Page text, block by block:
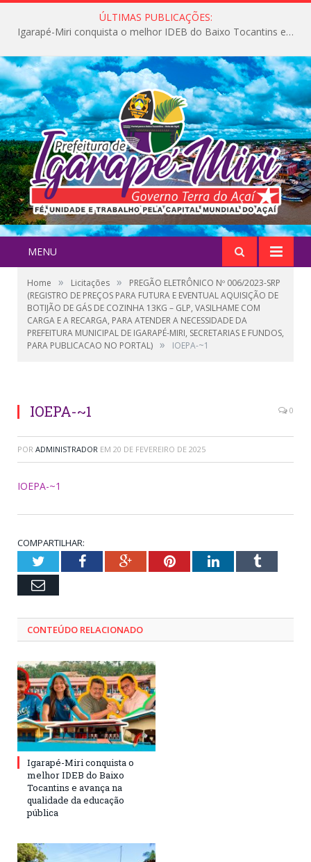
ÚLTIMAS PUBLICAÇÕES:
Igarapé-Miri conquista o melhor IDEB do Baixo Tocantins e avança na qualidade da educação pública
MENU
Home » Licitações »
PREGÃO ELETRÔNICO Nº 006/2023-SRP
(REGISTRO DE PREÇOS PARA FUTURA E EVENTUAL AQUISIÇÃO DE
BOTIJÃO DE GÁS DE COZINHA 13KG – GLP, VASILHAME COM
CARGA E A RECARGA, PARA ATENDER A NECESSIDADE DA
PREFEITURA MUNICIPAL DE IGARAPÉ-MIRI, SECRETARIAS E FUNDOS,
PARA PUBLICACAO NO PORTAL) » IOEPA-~1
IOEPA-~1 0
POR ADMINISTRADOR EM 20 DE FEVEREIRO DE 2025
IOEPA-~1
COMPARTILHAR:
TwitterFacebookGoogle+PinterestLinkedInTumblr
Email
CONTEÚDO RELACIONADO
Igarapé-Miri conquista o
melhor IDEB do Baixo
Tocantins e avança na
qualidade da educação
pública